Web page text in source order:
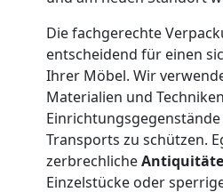
Die fachgerechte
entscheidend für einen
Ihrer Möbel. Wir
Materialien und
Transports zu schützen.
zerbrechliche
Einzelstücke oder
Wolfsberg
Umzug
und